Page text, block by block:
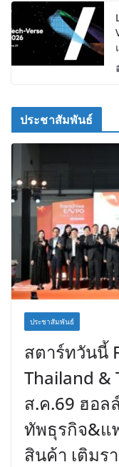
ประชาสัมพันธ์
ประชาสัมพันธ์
สตาร์ทวันนี้
Thailand &
ส.ค.69 ฮอล
ทัพธุรกิจ&แ
สินค้า เติมร